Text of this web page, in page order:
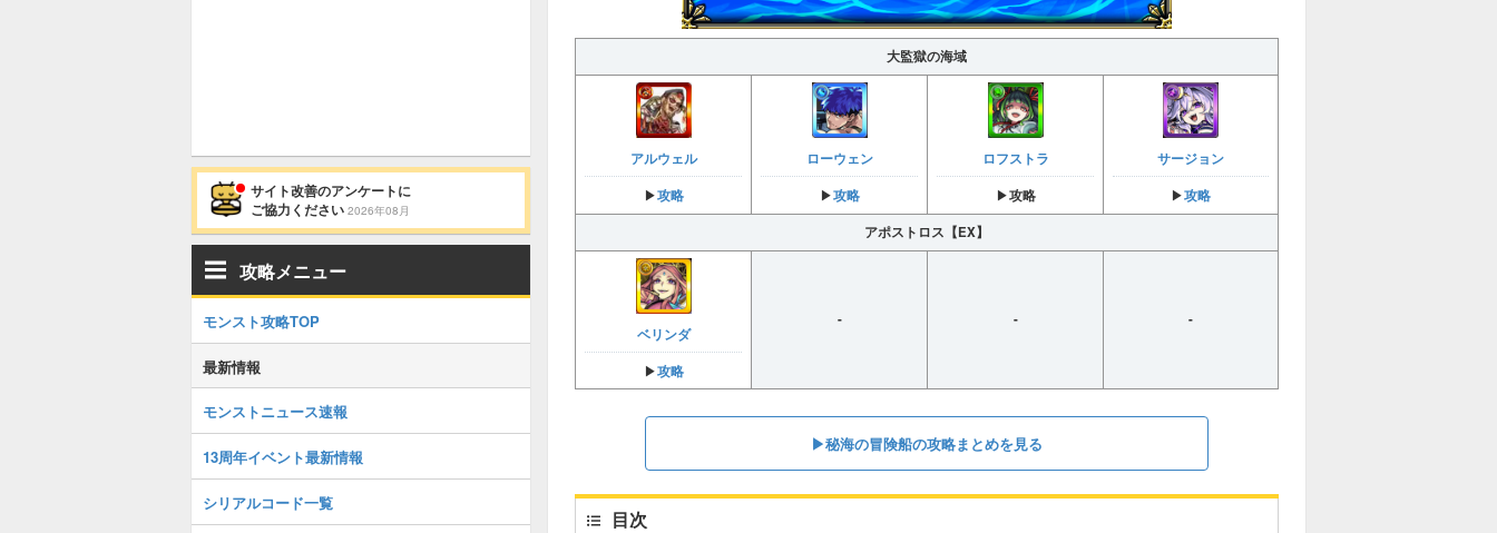
大監獄の海域
アルウェル
▶︎攻略
ローウェン
▶︎攻略
ロフストラ
▶︎攻略
サージョン
▶︎攻略
アポストロス【EX】
ベリンダ
▶︎攻略
- - -
▶︎秘海の冒険船の攻略まとめを見る
目次
サイト改善のアンケートに
ご協力ください 2026年08月
攻略メニュー
モンスト攻略TOP
最新情報
モンストニュース速報
13周年イベント最新情報
シリアルコード一覧